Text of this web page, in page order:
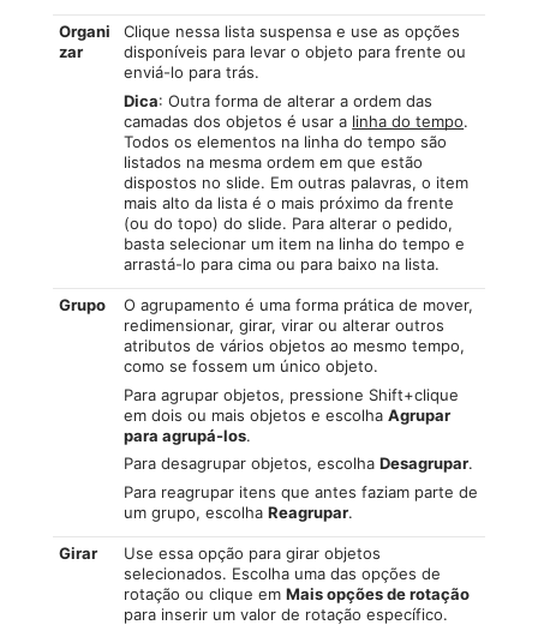
Organi
zar
Clique nessa lista suspensa e use as opções
disponíveis para levar o objeto para frente ou
enviá-lo para trás.
Dica: Outra forma de alterar a ordem das
camadas dos objetos é usar a linha do tempo.
Todos os elementos na linha do tempo são
listados na mesma ordem em que estão
dispostos no slide. Em outras palavras, o item
mais alto da lista é o mais próximo da frente
(ou do topo) do slide. Para alterar o pedido,
basta selecionar um item na linha do tempo e
arrastá-lo para cima ou para baixo na lista.
Grupo
O agrupamento é uma forma prática de mover,
redimensionar, girar, virar ou alterar outros
atributos de vários objetos ao mesmo tempo,
como se fossem um único objeto.
Para agrupar objetos, pressione Shift+clique
em dois ou mais objetos e escolhaAgrupar
para agrupá-los.
Para desagrupar objetos, escolhaDesagrupar.
Para reagrupar itens que antes faziam parte de
um grupo, escolhaReagrupar.
Girar
Use essa opção para girar objetos
selecionados. Escolha uma das opções de
rotação ou clique emMais opções de rotação
para inserir um valor de rotação específico.